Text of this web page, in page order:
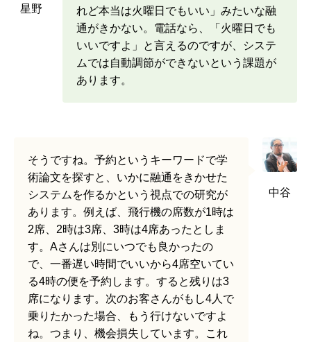
星野
れど本当は火曜日でもいい」みたいな融
通がきかない。電話なら、「火曜日でも
いいですよ」と言えるのですが、システ
ムでは自動調節ができないという課題が
あります。
そうですね。予約というキーワードで学
術論文を探すと、いかに融通をきかせた
システムを作るかという視点での研究が
あります。例えば、飛行機の席数が1時は
2席、2時は3席、3時は4席あったとしま
す。Aさんは別にいつでも良かったの
で、一番遅い時間でいいから4席空いてい
る4時の便を予約します。すると残りは3
席になります。次のお客さんがもし4人で
乗りたかった場合、もう行けないですよ
ね。つまり、機会損失しています。これ
中谷